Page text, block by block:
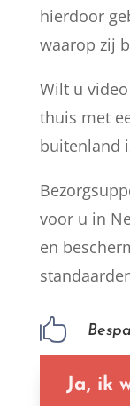
hierdoor
waarop zij
Wilt u video
thuis met
buitenland
voor u in
en

Ja, ik